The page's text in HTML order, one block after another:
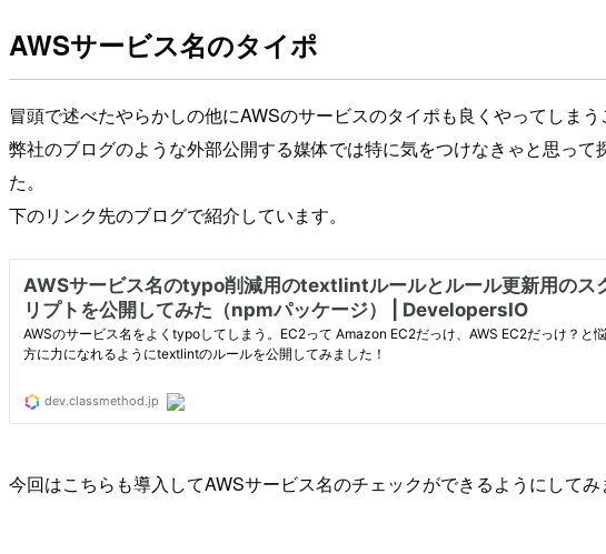
AWSサービス名のタイポ
冒頭で述べたやらかしの他にAWSのサービスのタイポも良くやってしまう
弊社のブログのような外部公開する媒体では特に気をつけなきゃと思っ
た。
下のリンク先のブログで紹介しています。
今回はこちらも導入してAWSサービス名のチェックができるようにしてみ